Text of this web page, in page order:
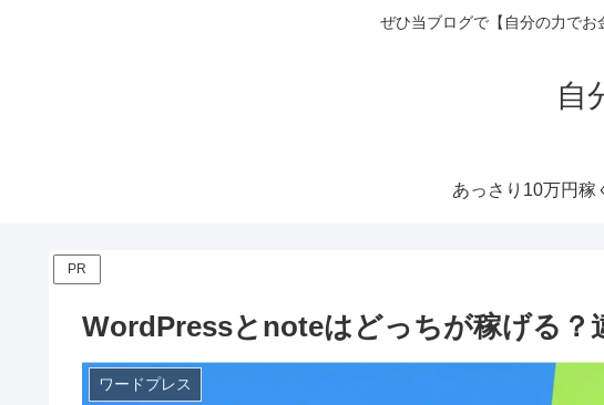
ぜひ当ブログで【自分の力でお
自
PR
WordPressとnoteはどっちが稼げる？
ワードプレス